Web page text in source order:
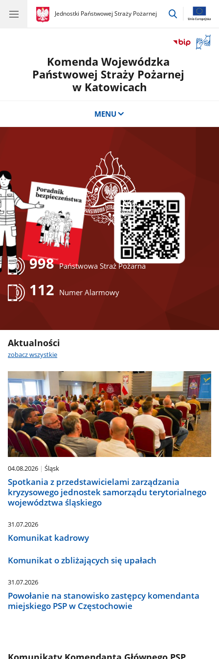
gov.pl
Jednostki Państwowej Straży Pożarnej
gov.pl
Jednostki
przejdź
okno
Komenda Wojewódzka
Państwowej Straży Pożarnej
w Katowicach
MENU
998 Państwowa Straż Pożarna
112 Numer Alarmowy
Aktualności
zobacz wszystkie
04.08.2026 Śląsk
Spotkania z przedstawicielami zarządzania
kryzysowego jednostek samorządu terytorialnego
województwa śląskiego
31.07.2026
Komunikat kadrowy
Komunikat o zbliżających się upałach
31.07.2026
Powołanie na stanowisko zastępcy komendanta
miejskiego PSP w Częstochowie